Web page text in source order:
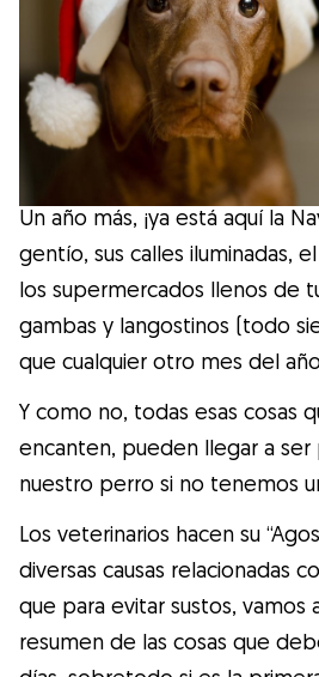
Salud
Accesorios
Educación Canina
Más contenido
Razas
Buscar cuidadores
Gudog es la forma más
reservar con el cuidador
perfecto. ¡Miles de
disponibles para cuidar
Un año más, ¡ya está aquí la
gentío, sus calles iluminadas,
los supermercados llenos de
gambas y langostinos (todo
que cualquier otro mes del
Y como no, todas esas cosas
encanten, pueden llegar a ser
nuestro perro si no tenemos
Los veterinarios hacen su
diversas causas relacionadas
que para evitar sustos, vamos
resumen de las cosas que